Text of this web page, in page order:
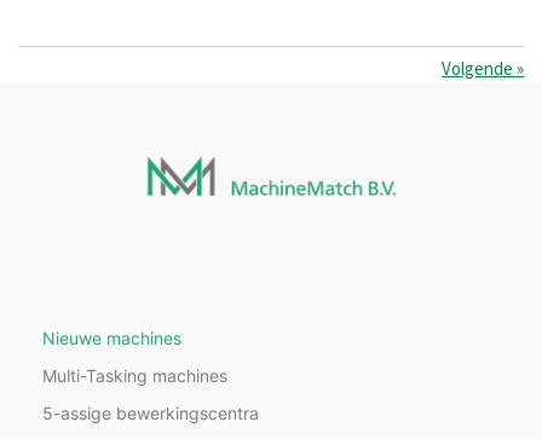
Volgende »
Nieuwe machines
Multi-Tasking machines
5-assige bewerkingscentra